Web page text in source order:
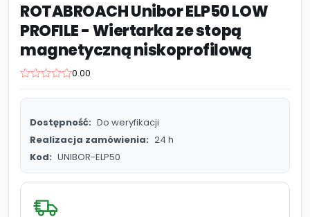
ROTABROACH Unibor ELP50 LOW
PROFILE - Wiertarka ze stopą
magnetyczną niskoprofilową
0.00
Dostępność: Do weryfikacji
Realizacja zamówienia: 24 h
Kod: UNIBOR-ELP50